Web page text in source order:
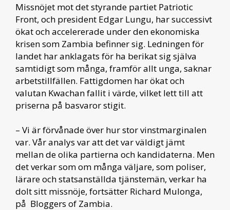
Missnöjet mot det styrande partiet Patriotic
Front, och president Edgar Lungu, har successivt
ökat och accelererade under den ekonomiska
krisen som Zambia befinner sig. Ledningen för
landet har anklagats för ha berikat sig själva
samtidigt som många, framför allt unga, saknar
arbetstillfällen. Fattigdomen har ökat och
valutan Kwachan fallit i värde, vilket lett till att
priserna på basvaror stigit.
– Vi är förvånade över hur stor vinstmarginalen
var. Vår analys var att det var väldigt jämt
mellan de olika partierna och kandidaterna. Men
det verkar som om många väljare, som poliser,
lärare och statsanställda tjänstemän, verkar ha
dolt sitt missnöje, fortsätter Richard Mulonga,
på Bloggers of Zambia.